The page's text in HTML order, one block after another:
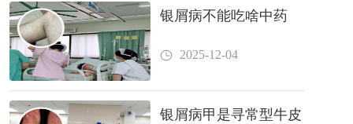
银屑病不能吃啥中药
2025-12-04
银屑病甲是寻常型牛皮